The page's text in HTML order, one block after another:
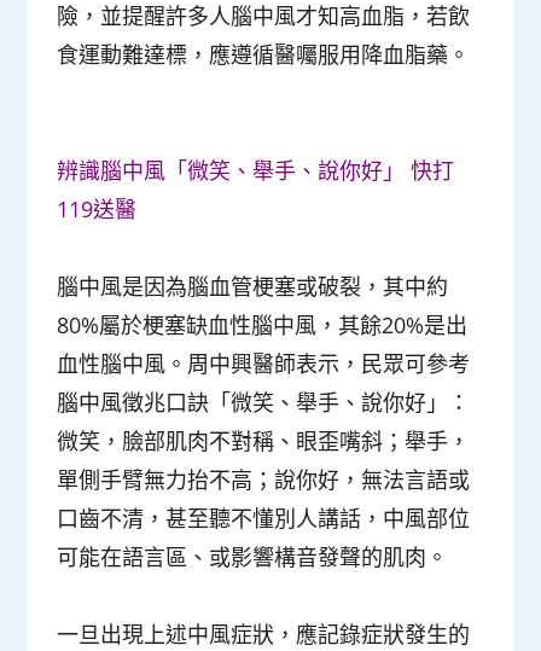
險，並提醒許多人腦中風才知高血脂，若飲
食運動難達標，應遵循醫囑服用降血脂藥。
辨識腦中風「微笑、舉手、說你好」 快打
119送醫
腦中風是因為腦血管梗塞或破裂，其中約
80%屬於梗塞缺血性腦中風，其餘20%是出
血性腦中風。周中興醫師表示，民眾可參考
腦中風徵兆口訣「微笑、舉手、說你好」：
微笑，臉部肌肉不對稱、眼歪嘴斜；舉手，
單側手臂無力抬不高；說你好，無法言語或
口齒不清，甚至聽不懂別人講話，中風部位
可能在語言區、或影響構音發聲的肌肉。
一旦出現上述中風症狀，應記錄症狀發生的